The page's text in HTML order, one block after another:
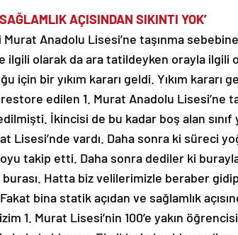
AÇISINDAN SIKINTI YOK’
Anadolu Lisesi’ne taşınma sebebine
ilgili olarak da ara tatildeyken orayla ilgili
için bir yıkım kararı geldi. Yıkım kararı
edilen 1. Murat Anadolu Lisesi’ne
İkincisi de bu kadar boş alan sınıf
Lisesi’nde vardı. Daha sonra ki süreci
takip etti. Daha sonra dediler ki
Hatta biz velilerimizle beraber
bina statik açıdan ve sağlamlık
1. Murat Lisesi’nin 100’e yakın